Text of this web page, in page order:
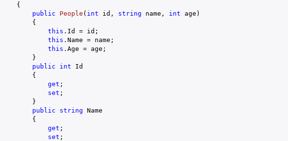
    {
public
People ( int id, string name, int age )
{
this .Id = id;
this .Name = name;
this .Age = age;
        }
public
int Id
        {
get ;
set ;
        }
public
string Name
        {
get ;
set ;